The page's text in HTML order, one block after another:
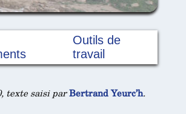
Outils de
travail
texte saisi parBertrand Yeurc’h.